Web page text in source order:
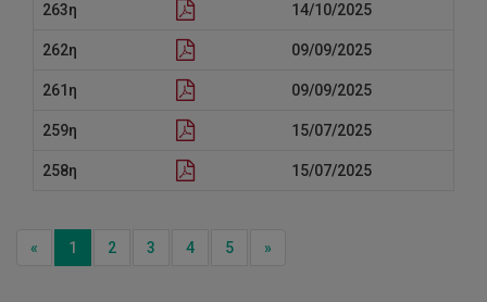
263η 14/10/2025
262η 09/09/2025
261η 09/09/2025
259η 15/07/2025
258η 15/07/2025
« Previous
1 2 3 4 5 »